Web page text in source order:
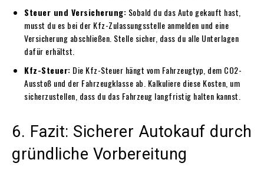
Steuer und Versicherung: Sobald du das Auto gekauft hast,
musst du es bei der Kfz-Zulassungsstelle anmelden und eine
Versicherung abschließen. Stelle sicher, dass du alle Unterlagen
dafür erhältst.
Kfz-Steuer: Die Kfz-Steuer hängt vom Fahrzeugtyp, dem CO2-
Ausstoß und der Fahrzeugklasse ab. Kalkuliere diese Kosten, um
sicherzustellen, dass du das Fahrzeug langfristig halten kannst.
6. Fazit: Sicherer Autokauf durch
gründliche Vorbereitung